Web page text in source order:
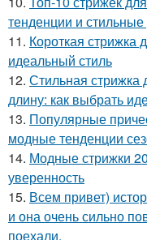
тенденции и
11. Короткая стрижка
идеальный стиль
12. Стильная
длину: как выбрать
13. Популярные
модные тенденции
14. Модные стрижки
уверенность
15. Всем привет)
и она очень сильно
поехали.